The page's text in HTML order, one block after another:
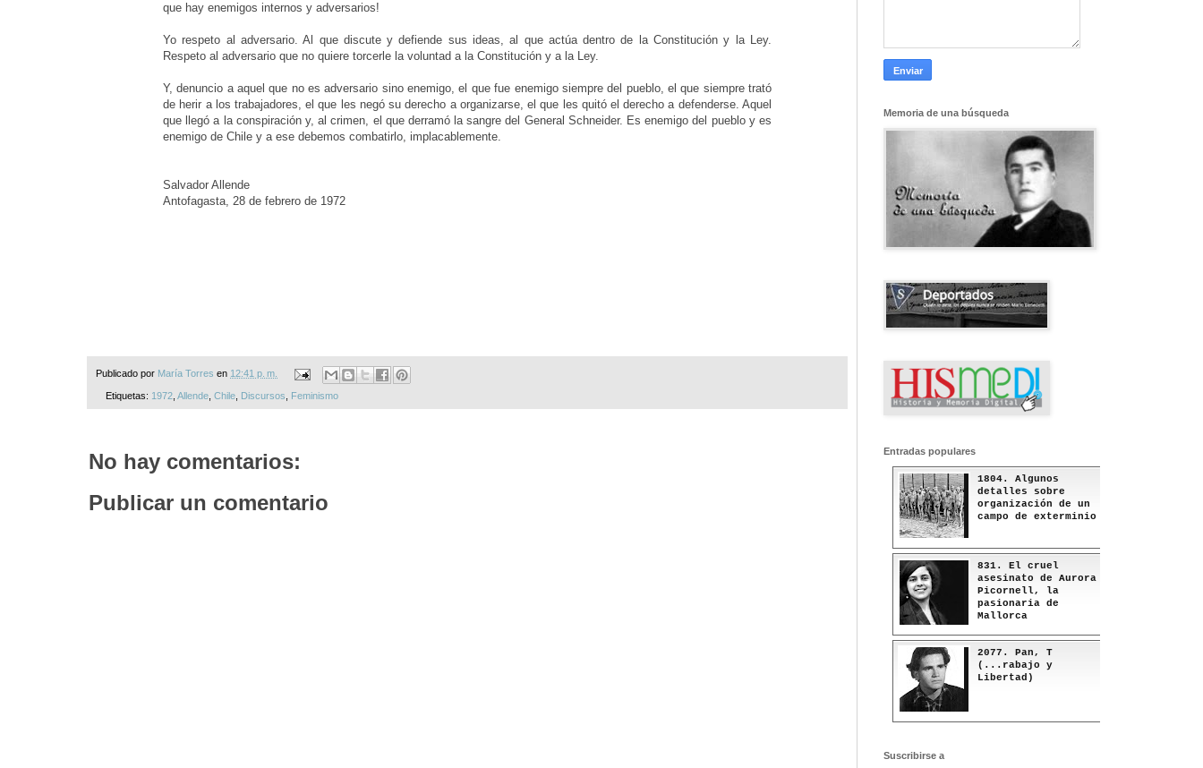
que hay enemigos internos y adversarios!
Yo respeto al adversario. Al que discute y defiende sus ideas, al que actúa dentro de la Constitución y la Ley.
Respeto al adversario que no quiere torcerle la voluntad a la Constitución y a la Ley.
Y, denuncio a aquel que no es adversario sino enemigo, el que fue enemigo siempre del pueblo, el que siempre trató
de herir a los trabajadores, el que les negó su derecho a organizarse, el que les quitó el derecho a defenderse. Aquel
que llegó a la conspiración y, al crimen, el que derramó la sangre del General Schneider. Es enemigo del pueblo y es
enemigo de Chile y a ese debemos combatirlo, implacablemente.
Salvador Allende
Antofagasta, 28 de febrero de 1972
Publicado por María Torres en 12:41 p. m.
Etiquetas: 1972, Allende, Chile, Discursos Feminismo
No hay comentarios:
Publicar un comentario
Memoria de una búsqueda
Entradas populares
1804. Algunos
detalles sobre
organización de un
campo de exterminio
831. El cruel
asesinato de Aurora
Picornell, la
pasionaria de
Mallorca
2077. Pan, T
(...rabajo y
Libertad)
Suscribirse a